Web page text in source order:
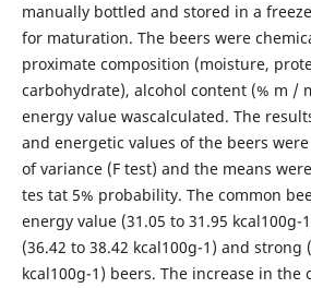
manually bottled and stored in a
for maturation. The beers were
proximate composition (moisture,
carbohydrate), alcohol content (% m /
energy value wascalculated. The
and energetic values of the beers
of variance (F test) and the means
tes tat 5% probability. The common
energy value (31.05 to 31.95
(36.42 to 38.42 kcal100g-1) and strong
kcal100g-1) beers. The increase in